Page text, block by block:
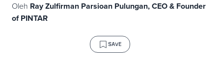
Oleh Ray Zulfirman Parsioan Pulungan, CEO & Founder
of PINTAR
SAVE